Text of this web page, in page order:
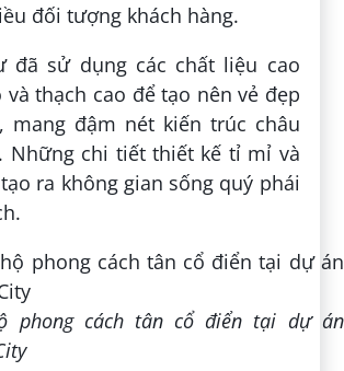
đối tượng khách hàng.
đã sử dụng các chất liệu cao
và thạch cao để tạo nên vẻ đẹp
mang đậm nét kiến trúc châu
Những chi tiết thiết kế tỉ mỉ và
ra không gian sống quý phái
phong cách tân cổ điển tại dự án